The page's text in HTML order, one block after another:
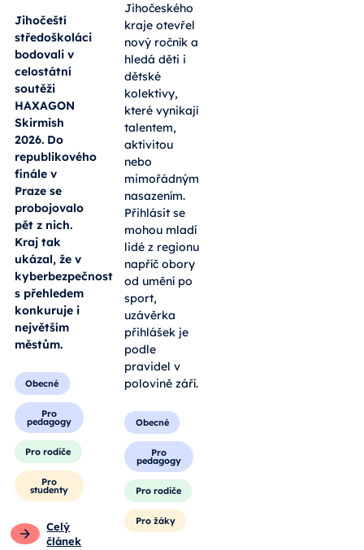
Jihočeští
středoškoláci
bodovali v
celostátní
soutěži
HAXAGON
Skirmish
2026. Do
republikového
finále v
Praze se
probojovalo
pět z nich.
Kraj tak
ukázal, že v
kyberbezpečnosti
s přehledem
konkuruje i
největším
městům.
Obecné
Pro
pedagogy
Pro rodiče
Pro
studenty
Celý
článek
Jihočeského
kraje otevřel
nový ročník a
hledá děti i
dětské
kolektivy,
které vynikají
talentem,
aktivitou
nebo
mimořádným
nasazením.
Přihlásit se
mohou mladí
lidé z regionu
napříč obory
od umění po
sport,
uzávěrka
přihlášek je
podle
pravidel v
polovině září.
Obecné
Pro
pedagogy
Pro rodiče
Pro žáky